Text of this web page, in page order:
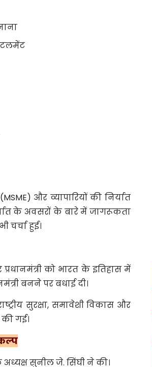
और व्यापारियों की निर्यात
के अवसरों के बारे में जागरूकता
हुई।
को भारत के इतिहास में
बनने पर बधाई दी।
सुरक्षा, समावेशी विकास और
गई।
अध्यक्ष सुनील जे. सिंघी ने की।